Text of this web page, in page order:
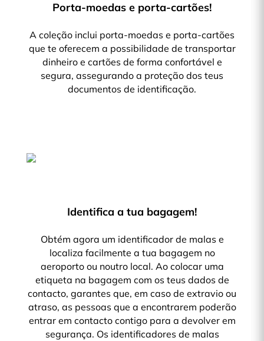
Porta-moedas e porta-cartões!
A coleção inclui porta-moedas e porta-cartões
que te oferecem a possibilidade de transportar
dinheiro e cartões de forma confortável e
segura, assegurando a proteção dos teus
documentos de identificação.
Identifica a tua bagagem!
Obtém agora um identificador de malas e
localiza facilmente a tua bagagem no
aeroporto ou noutro local. Ao colocar uma
etiqueta na bagagem com os teus dados de
contacto, garantes que, em caso de extravio ou
atraso, as pessoas que a encontrarem poderão
entrar em contacto contigo para a devolver em
segurança. Os identificadores de malas